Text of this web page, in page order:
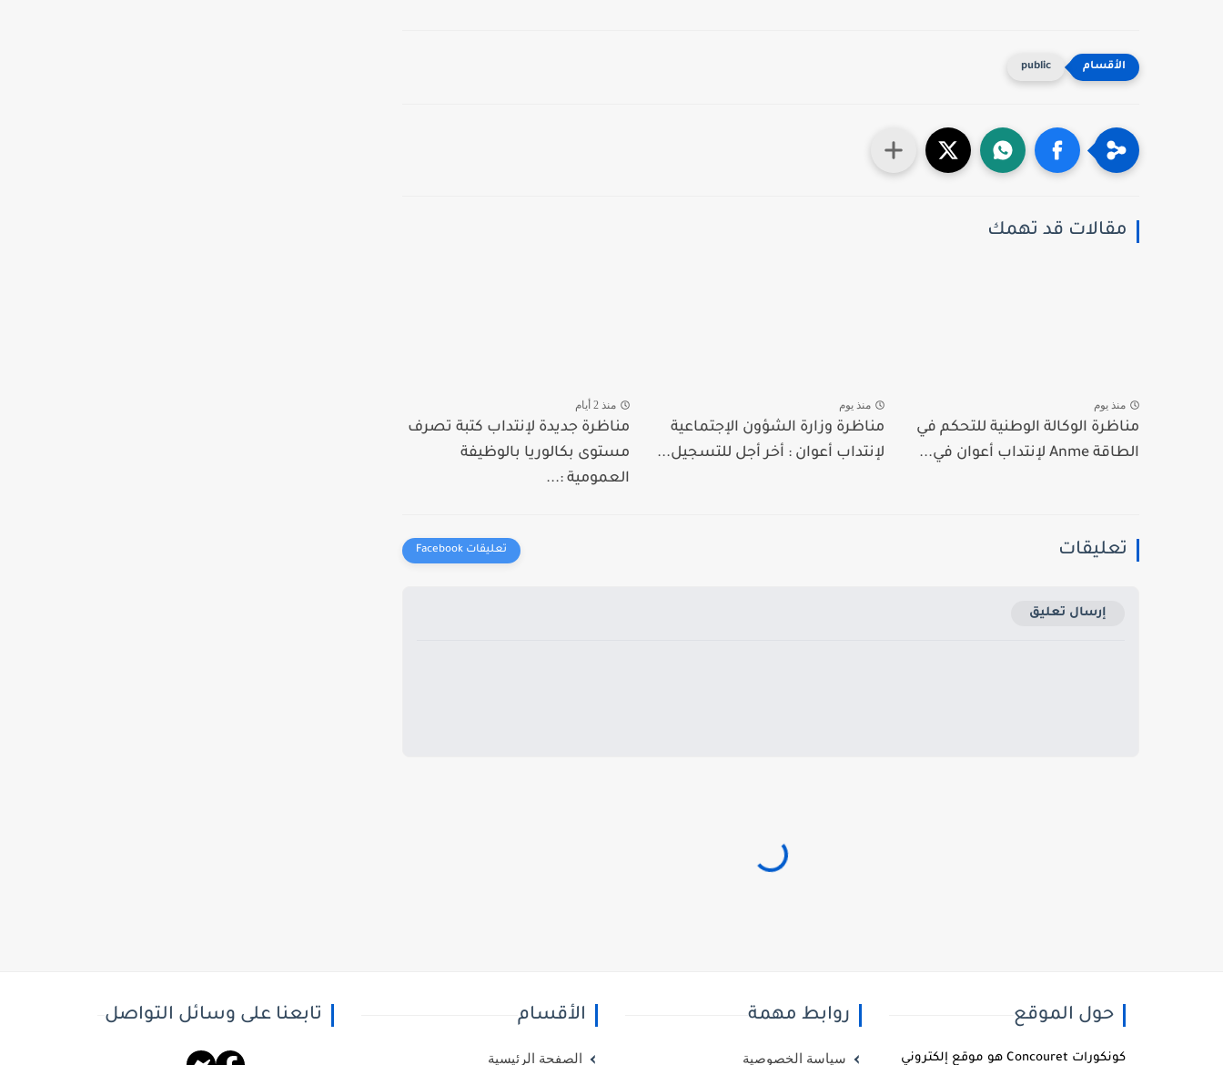
public
مقالات قد تهمك
منذ يوم
مناظرة الوكالة الوطنية للتحكم في
الطاقة Anme لإنتداب أعوان في...
منذ يوم
مناظرة وزارة الشؤون الإجتماعية
لإنتداب أعوان : أخر أجل للتسجيل...
منذ 2 أيام
مناظرة جديدة لإنتداب كتبة تصرف
مستوى بكالوريا بالوظيفة
العمومية :...
تعليقات
إرسال تعليق
حول الموقع
كونكورات Concouret هو موقع إلكتروني
روابط مهمة
سياسة الخصوصية
الأقسام
الصفحة الرئيسية
تابعنا على وسائل التواصل